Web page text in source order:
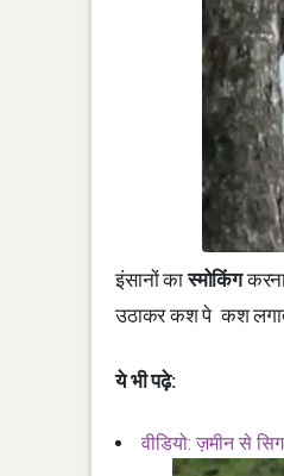
इंसानों कास्मोकिंग
उठाकर कश पे कश
ये भी पढ़े:
वीडियो: ज़मीन से